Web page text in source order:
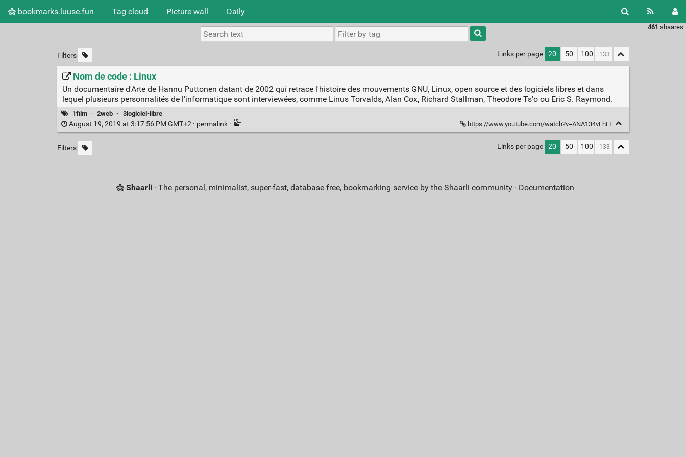
bookmarks.luuse.fun Tag cloud Picture wall Daily
461 shaares
Type 1 or
more
characters
results.
Filters Links per page 20 50 100
Nom de code : Linux
Un documentaire d'Arte de Hannu Puttonen datant de 2002 qui retrace l'histoire des mouvements GNU, Linux, open source et des logiciels libres et dans
lequel plusieurs personnalités de l'informatique sont interviewées, comme Linus Torvalds, Alan Cox, Richard Stallman, Theodore Ts'o ou Eric S. Raymond.
1film · 2web · 3logiciel-libre
August 19, 2019 at 3:17:56 PM GMT+2 · permalink · https://www.youtube.com/watch?v=ANA134vEhEI
Filters Links per page 20 50 100
Shaarli · The personal, minimalist, super-fast, database free, bookmarking service by the Shaarli community · Documentation